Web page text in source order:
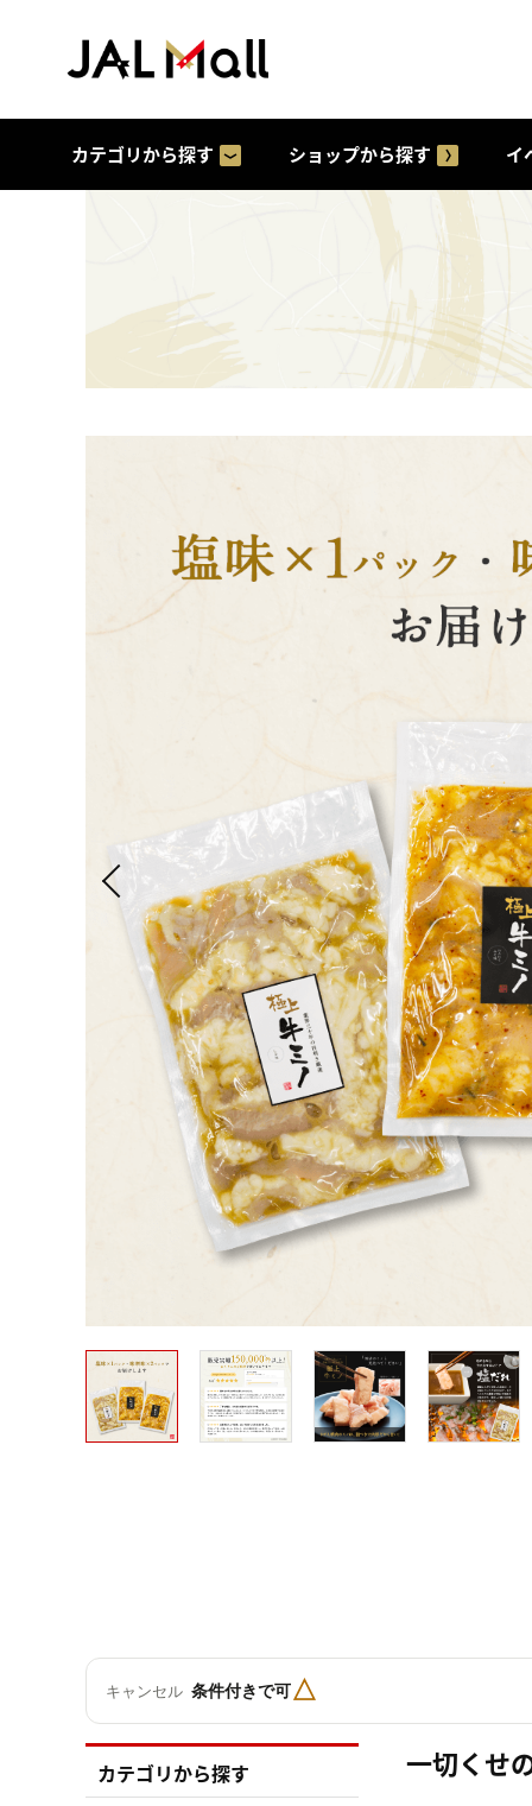
カテゴリから探す ショップから探す イ
キャンセル 条件付きで可△
一切くせ
カテゴリから探す